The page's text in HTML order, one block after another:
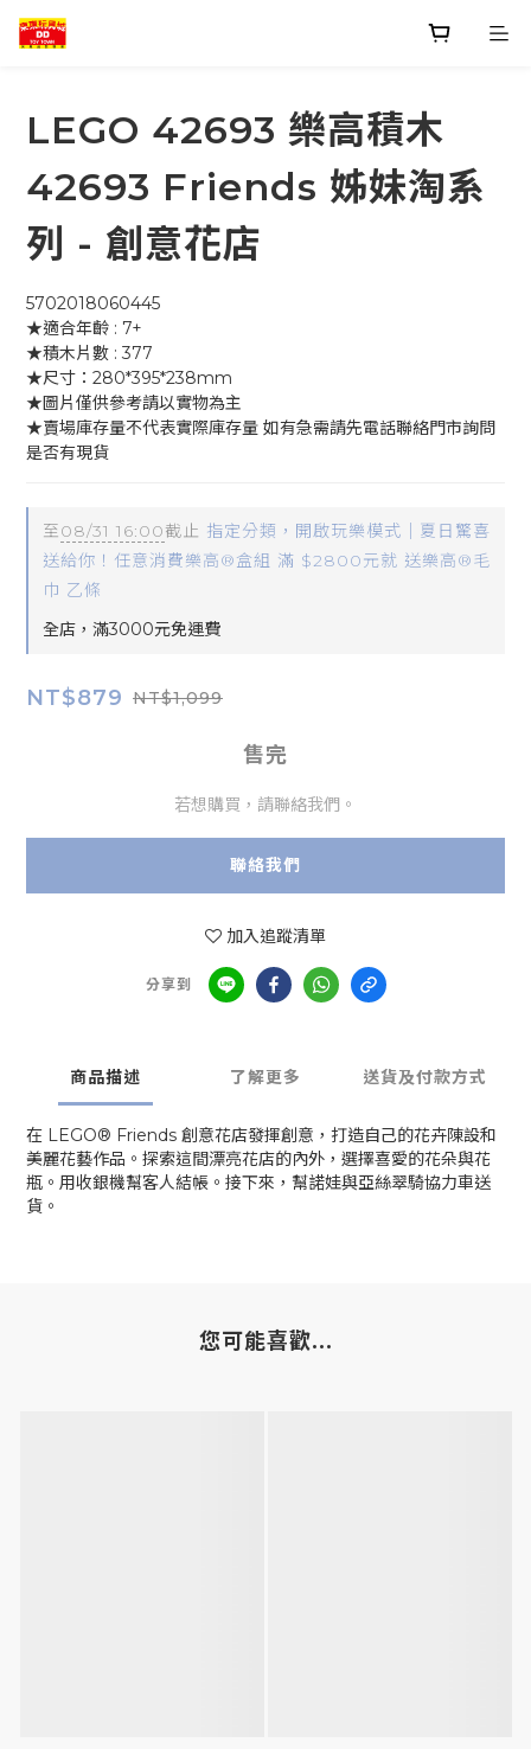
LEGO 42693 樂高積木
42693 Friends 姊妹淘系
列 - 創意花店
5702018060445
★適合年齡 : 7+
★積木片數 : 377
★尺寸：280*395*238mm
★圖片僅供參考請以實物為主
★賣場庫存量不代表實際庫存量 如有急需請先電話聯絡門市詢問
是否有現貨
至08/31 16:00截止 指定分類，開啟玩樂模式｜夏日驚喜
送給你！任意消費樂高®盒組 滿 $2800元就 送樂高®毛
巾 乙條
全店，滿3000元免運費
NT$879 NT$1,099
售完
若想購買，請聯絡我們。
聯絡我們
加入追蹤清單
分享到
商品描述 了解更多 送貨及付款方式
在 LEGO® Friends 創意花店發揮創意，打造自己的花卉陳設和
美麗花藝作品。探索這間漂亮花店的內外，選擇喜愛的花朵與花
瓶。用收銀機幫客人結帳。接下來，幫諾娃與亞絲翠騎協力車送
貨。
您可能喜歡...